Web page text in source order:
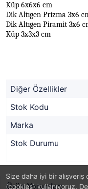
Size daha iyi bir
(cookies) kullanıyoruz.
Küp 6x6x6 cm
Dik Altıgen Prizma 3x6
Dik Altıgen Piramit 3x6
Küp 3x3x3 cm
Diğer Özellikler
Stok Kodu
Marka
Stok Durumu
Ürün Yorumları